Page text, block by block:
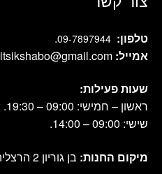
טלפון: 09-7897944
.
אמייל: itsikshabo@gmail.com
שעות פעילות:
ראשון – חמישי: 09:00 – 19:30.
שישי: 09:00 – 14:00.
מיקום החנות: בן גוריון 2 הרצליה